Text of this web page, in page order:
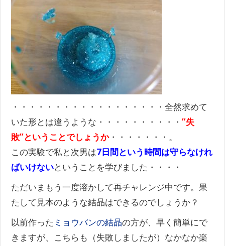
・・・・・・・・・・・・・・・・・・全然求めて
いた形とは違うような・・・・・・・・・・”失
敗”ということでしょうか・・・・・・・。
この実験で私と次男は7日間という時間は守らなけれ
ばいけないということを学びました・・・・
ただいまもう一度溶かして再チャレンジ中です。果
たして見本のような結晶はできるのでしょうか？
以前作った ミョウバンの結晶の方が、早く簡単にで
きますが、こちらも（失敗しましたが）なかなか楽